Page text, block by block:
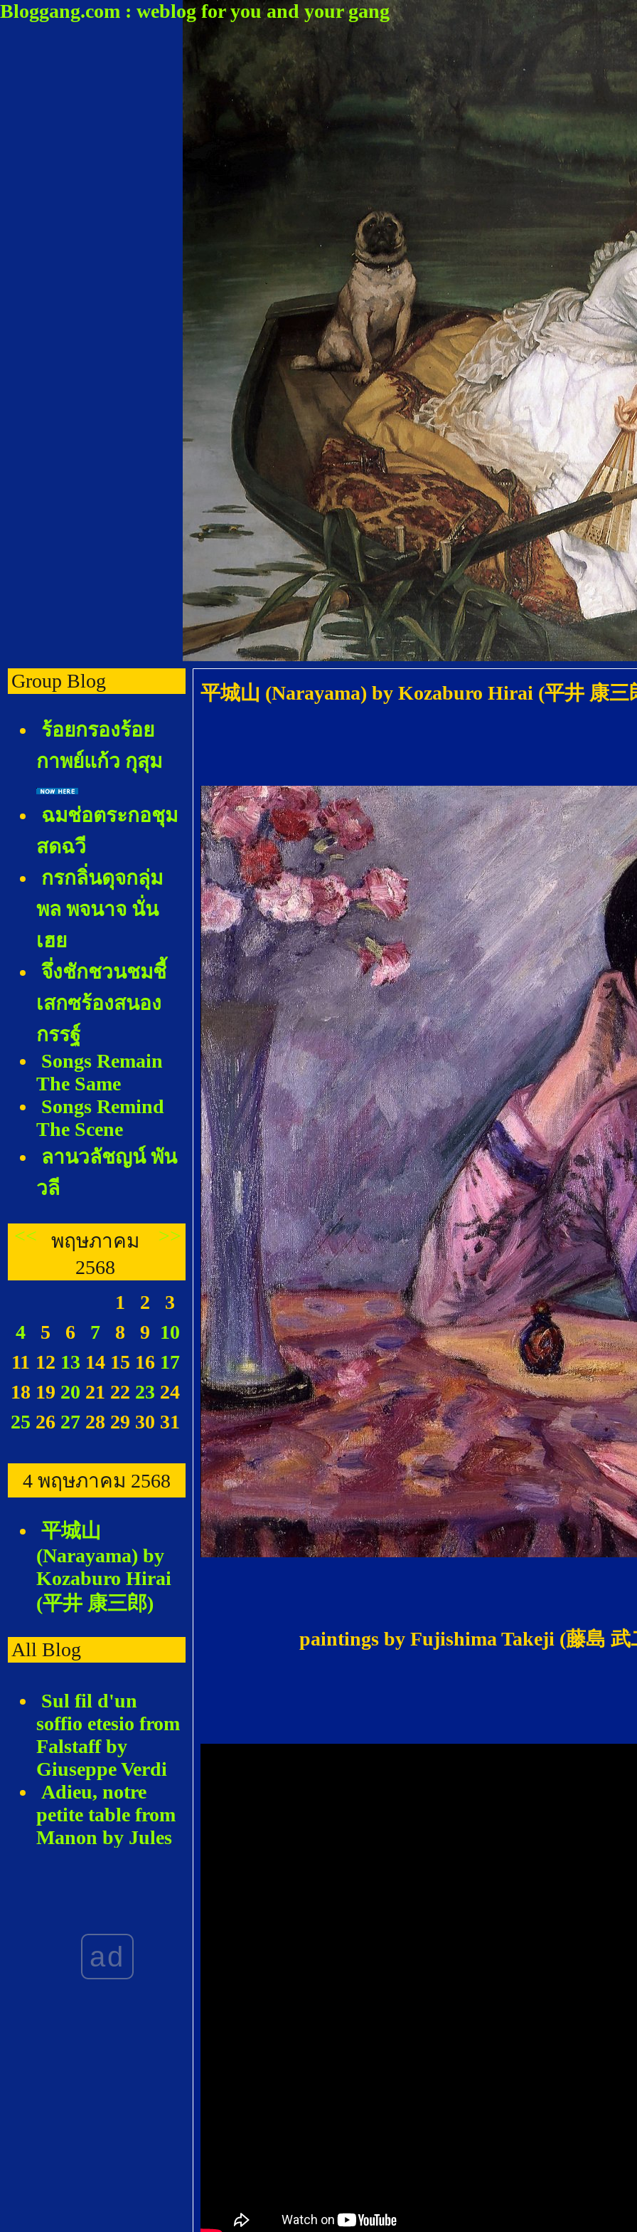
Bloggang.com : weblog for you and your gang
Group Blog
ร้อยกรองร้อ
กาพย์แก้ว กุสุม
ฉมช่อตระกอชุม
สดฉวี
กรกลิ่นดุจกลุ่ม
พล พจนาจ นั่น
เฮ
จึ่งชักชวนชมชี้
เสกซร้องสนอง
กรรฐ์
Songs Remain
The Same
Songs Remind
The Scene
ลานวลัชญน์ พัน
วลี
<<
พฤษภาคม
2568
>>
1 2
3
4
5 6 7 8 9 10
11 12 13 14 15 16 17
18 19 20 21 22 23 24
25 26 27 28 29 30 31
4 พฤษภาคม 2568
平城山
(Narayama) by
Kozaburo Hirai
(平井 康三郎)
All Blog
Sul fil d'un
soffio etesio from
Falstaff by
Giuseppe Verdi
Adieu, notre
petite table from
Manon by Jules
Gioachino
Rossin
Stizzoso mio,
ad
平城山 (Narayama) by Kozaburo Hirai (平井 康三
paintings by Fujishima Takeji (藤島 武